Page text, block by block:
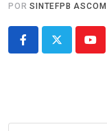
PORSINTEFPB ASCOM